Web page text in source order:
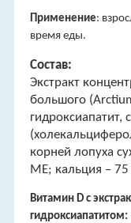
Применение:
время еды.
Состав:
Экстракт
большого
гидроксиапатит,
корней лопуха
МЕ; кальция –
Витамин D с
гидроксиапатитом: